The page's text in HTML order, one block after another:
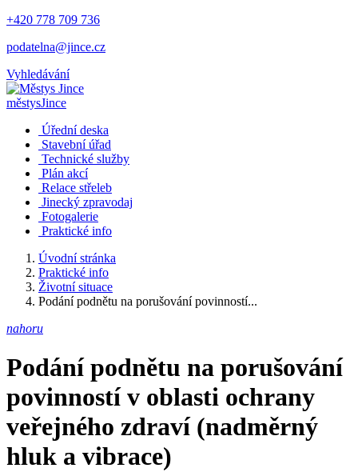
+420 778 709 736
podatelna@jince.cz
Vyhledávání
městysJince
Úřední deska
Stavební úřad
Technické služby
Plán akcí
Relace střeleb
Jinecký zpravodaj
Fotogalerie
Praktické info
Úvodní stránka
Praktické info
Životní situace
Podání podnětu na porušování povinností...
nahoru
Podání podnětu na porušování
povinností v oblasti ochrany
veřejného zdraví (nadměrný
hluk a vibrace)